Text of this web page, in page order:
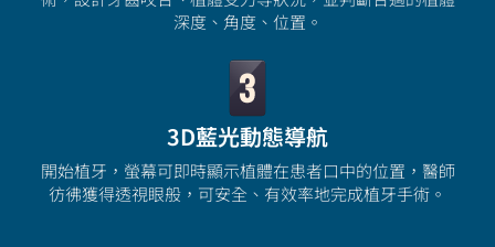
深度、角度、位置。
3D藍光動態導航
開始植牙，螢幕可即時顯示植體在患者口中的位置，醫師
彷彿獲得透視眼般，可安全、有效率地完成植牙手術。